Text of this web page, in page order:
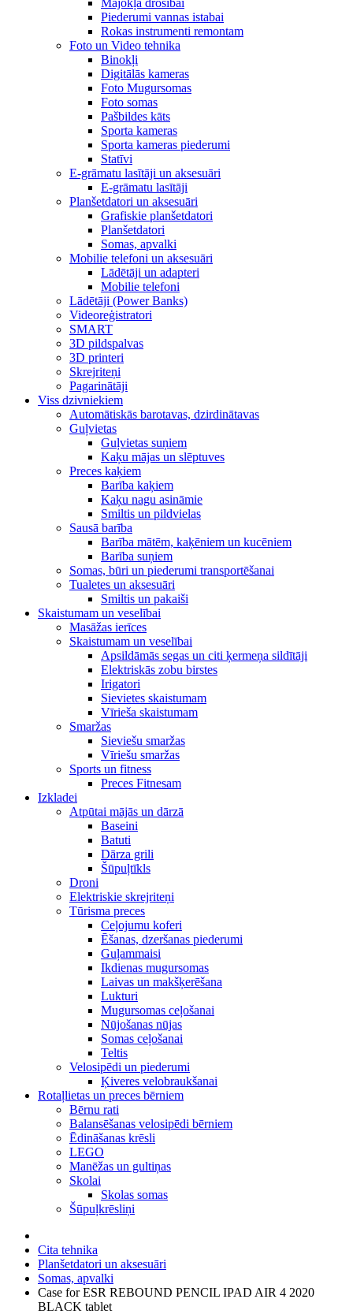
Mājokļa drošībai
Piederumi vannas istabai
Rokas instrumenti remontam
Foto un Video tehnika
Binokļi
Digitālās kameras
Foto Mugursomas
Foto somas
Pašbildes kāts
Sporta kameras
Sporta kameras piederumi
Statīvi
E-grāmatu lasītāji un aksesuāri
E-grāmatu lasītāji
Planšetdatori un aksesuāri
Grafiskie planšetdatori
Planšetdatori
Somas, apvalki
Mobilie telefoni un aksesuāri
Lādētāji un adapteri
Mobilie telefoni
Lādētāji (Power Banks)
Videoreģistratori
SMART
3D pildspalvas
3D printeri
Skrejriteņi
Pagarinātāji
Viss dzivniekiem
Automātiskās barotavas, dzirdinātavas
Guļvietas
Guļvietas suņiem
Kaķu mājas un slēptuves
Preces kaķiem
Barība kaķiem
Kaķu nagu asināmie
Smiltis un pildvielas
Sausā barība
Barība mātēm, kaķēniem un kucēniem
Barība suņiem
Somas, būri un piederumi transportēšanai
Tualetes un aksesuāri
Smiltis un pakaiši
Skaistumam un veselībai
Masāžas ierīces
Skaistumam un veselībai
Apsildāmās segas un citi ķermeņa sildītāji
Elektriskās zobu birstes
Irigatori
Sievietes skaistumam
Vīrieša skaistumam
Smaržas
Sieviešu smaržas
Vīriešu smaržas
Sports un fitness
Preces Fitnesam
Izkladei
Atpūtai mājās un dārzā
Baseini
Batuti
Dārza grili
Šūpuļtīkls
Droni
Elektriskie skrejriteņi
Tūrisma preces
Ceļojumu koferi
Ēšanas, dzeršanas piederumi
Guļammaisi
Ikdienas mugursomas
Laivas un makšķerēšana
Lukturi
Mugursomas ceļošanai
Nūjošanas nūjas
Somas ceļošanai
Teltis
Velosipēdi un piederumi
Ķiveres velobraukšanai
Rotaļlietas un preces bērniem
Bērnu rati
Balansēšanas velosipēdi bērniem
Ēdināšanas krēsli
LEGO
Manēžas un gultiņas
Skolai
Skolas somas
Šūpuļkrēsliņi
Cita tehnika
Planšetdatori un aksesuāri
Somas, apvalki
Case for ESR REBOUND PENCIL IPAD AIR 4 2020
BLACK tablet